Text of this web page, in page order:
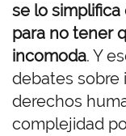
se lo
para no tener
incomoda. Y
debates sobre
derechos
complejidad